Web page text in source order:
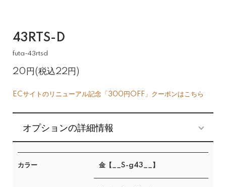
43RTS-D
futa-43rtsd
20円(税込22円)
ECサイトのリニューアル記念「300円OFF」クーポンはこちら
オプションの詳細情報
カラー 金【__S-g43__】